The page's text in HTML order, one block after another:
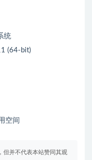
统
(64-bit)
空间
但并不代表本站赞同其观